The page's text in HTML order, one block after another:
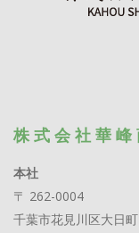
株 式 会 社 華 峰
本社
〒 262-0004
千葉市花見川区大日